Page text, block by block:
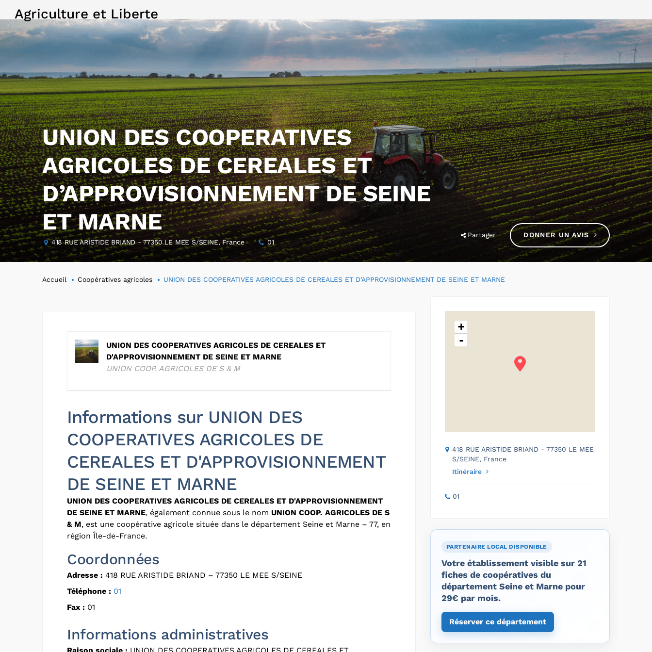
Agriculture et Liberte
UNION DES COOPERATIVES
AGRICOLES DE CEREALES ET
D’APPROVISIONNEMENT DE SEINE
ET MARNE
418 RUE ARISTIDE BRIAND - 77350 LE MEE S/SEINE, France 01
Partager DONNER UN AVIS
Accueil Coopératives agricoles UNION DES COOPERATIVES AGRICOLES DE CEREALES ET D’APPROVISIONNEMENT DE SEINE ET MARNE
UNION DES COOPERATIVES AGRICOLES DE CEREALES ET
D'APPROVISIONNEMENT DE SEINE ET MARNE
UNION COOP. AGRICOLES DE S & M
Informations sur UNION DES
COOPERATIVES AGRICOLES DE
CEREALES ET D'APPROVISIONNEMENT
DE SEINE ET MARNE
UNION DES COOPERATIVES AGRICOLES DE CEREALES ET D'APPROVISIONNEMENT
DE SEINE ET MARNE, également connue sous le nom UNION COOP. AGRICOLES DE S
& M, est une coopérative agricole située dans le département Seine et Marne – 77, en
région Île-de-France.
Coordonnées
Adresse : 418 RUE ARISTIDE BRIAND – 77350 LE MEE S/SEINE
Téléphone : 01
Fax : 01
Informations administratives
Raison sociale : UNION DES COOPERATIVES AGRICOLES DE CEREALES ET
+
-
418 RUE ARISTIDE BRIAND - 77350 LE MEE
S/SEINE, France
Itinéraire
01
PARTENAIRE LOCAL DISPONIBLE
Votre établissement visible sur 21
fiches de coopératives du
département Seine et Marne pour
29€ par mois.
Réserver ce département